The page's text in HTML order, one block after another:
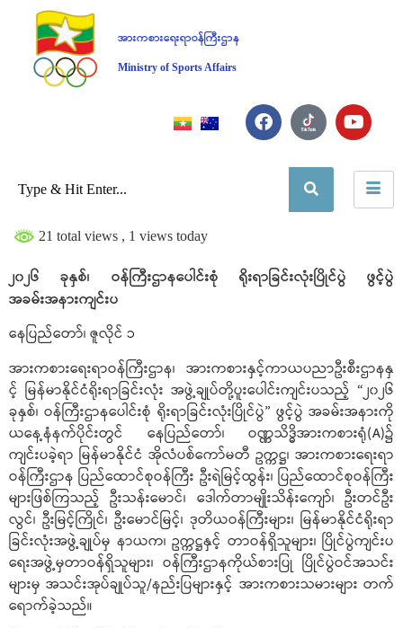
အားကစားရေးရာဝန်ကြီးဌာန
Ministry of Sports Affairs
21 total views , 1 views today
၂၀၂၆ ခုနှစ်၊ ဝန်ကြီးဌာနပေါင်းစုံ ရိုးရာခြင်းလုံးပြိုင်ပွဲ ဖွင့်ပွဲ
အခမ်းအနားကျင်းပ
နေပြည်တော်၊ ဇူလိုင် ၁
အားကစားရေးရာဝန်ကြီးဌာန၊ အားကစားနှင့်ကာယပညာဦးစီးဌာနနှ
င့် မြန်မာနိုင်ငံရိုးရာခြင်းလုံး အဖွဲ့ချုပ်တို့ပူးပေါင်းကျင်းပသည့် “၂၀၂၆
ခုနှစ်၊ ဝန်ကြီးဌာနပေါင်းစုံ ရိုးရာခြင်းလုံးပြိုင်ပွဲ” ဖွင့်ပွဲ အခမ်းအနားကို
ယနေ့နံနက်ပိုင်းတွင် နေပြည်တော်၊ ဝဏ္ဏသိဒ္ဓိအားကစားရုံ(A)၌
ကျင်းပခဲ့ရာ မြန်မာနိုင်ငံ အိုလံပစ်ကော်မတီ ဥက္ကဋ္ဌ၊ အားကစားရေးရာ
ဝန်ကြီးဌာန ပြည်ထောင်စုဝန်ကြီး ဦးရဲမြင့်ထွန်း၊ ပြည်ထောင်စုဝန်ကြီး
များဖြစ်ကြသည့် ဦးသန်းမောင်၊ ဒေါက်တာမျိုးသိန်းကျော်၊ ဦးတင်ဦး
လွင်၊ ဦးမြင့်ကြိုင်၊ ဦးမောင်မြင့်၊ ဒုတိယဝန်ကြီးများ၊ မြန်မာနိုင်ငံရိုးရာ
ခြင်းလုံးအဖွဲ့ချုပ်မှ နာယက၊ ဥက္ကဋ္ဌနှင့် တာဝန်ရှိသူများ၊ ပြိုင်ပွဲကျင်းပ
ရေးအဖွဲ့မှတာဝန်ရှိသူများ၊ ဝန်ကြီးဌာနကိုယ်စားပြု ပြိုင်ပွဲဝင်အသင်း
များမှ အသင်းအုပ်ချုပ်သူ/နည်းပြများနှင့် အားကစားသမားများ တက်
ရောက်ခဲ့သည်။